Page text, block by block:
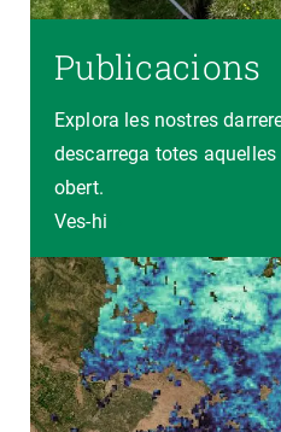
Publicacions
Explora les nostres
descarrega totes
obert.
Ves-hi